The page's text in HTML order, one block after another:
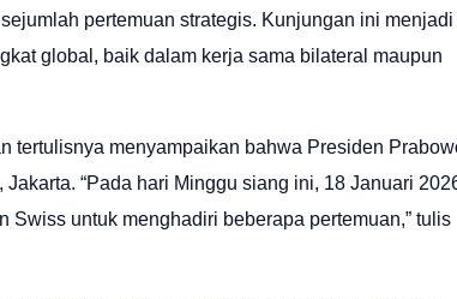
pertemuan strategis. Kunjungan ini menjadi
global, baik dalam kerja sama bilateral maupun
tertulisnya menyampaikan bahwa Presiden
“Pada hari Minggu siang ini, 18 Januari
untuk menghadiri beberapa pertemuan,” tulis